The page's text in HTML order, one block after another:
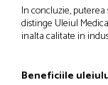
In concluzie,
distinge Uleiul
inalta calitate in
Beneficiile